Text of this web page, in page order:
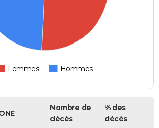
Femmes Hommes
Nombre de
décès
% des
décès